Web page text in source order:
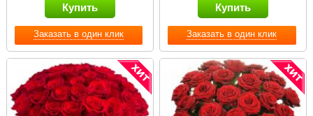
Заказать в один клик
Купить
Заказать в один клик
Купить